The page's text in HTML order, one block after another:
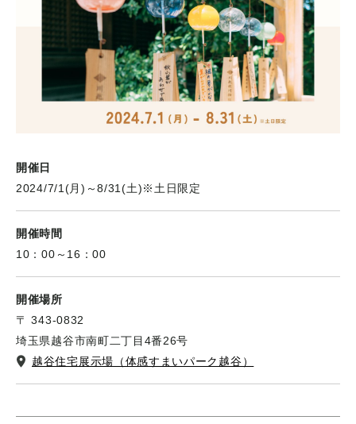
開催日
2024/7/1(月)～8/31(土)※土日限定
開催時間
10：00～16：00
開催場所
〒 343-0832
埼玉県越谷市南町二丁目4番26号
越谷住宅展示場（体感すまいパーク越谷）